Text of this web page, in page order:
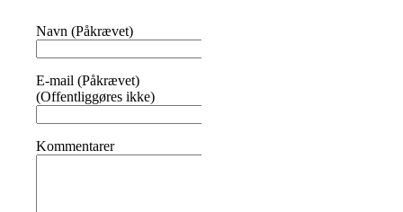
Navn (Påkrævet)
E-mail (Påkrævet)
(Offentliggøres ikke)
Kommentarer